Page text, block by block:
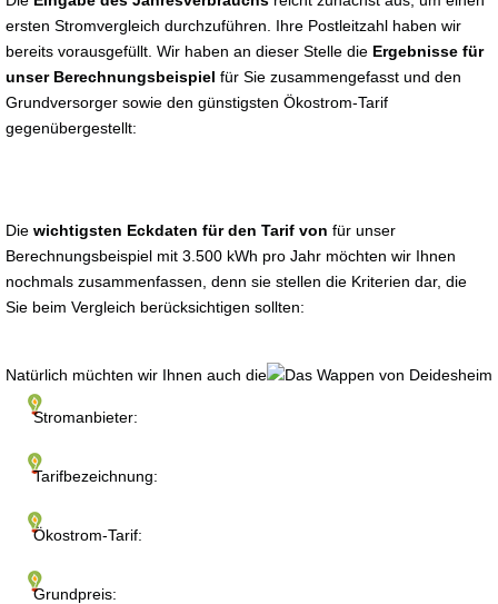
ersten Stromvergleich durchzuführen. Ihre Postleitzahl haben wir
bereits vorausgefüllt. Wir haben an dieser Stelle die Ergebnisse für
unser Berechnungsbeispiel für Sie zusammengefasst und den
Grundversorger sowie den günstigsten Ökostrom-Tarif
gegenübergestellt:
Die wichtigsten Eckdaten für den Tarif von für unser
Berechnungsbeispiel mit 3.500 kWh pro Jahr möchten wir Ihnen
nochmals zusammenfassen, denn sie stellen die Kriterien dar, die
Sie beim Vergleich berücksichtigen sollten:
Stromanbieter:
Tarifbezeichnung:
Ökostrom-Tarif:
Grundpreis:
Natürlich müchten wir Ihnen auch die